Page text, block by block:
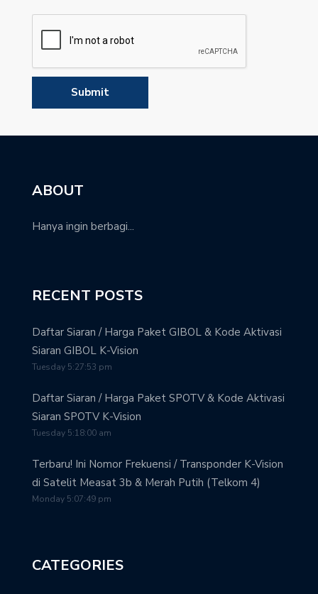
ABOUT
Hanya ingin berbagi...
RECENT POSTS
Daftar Siaran / Harga Paket GIBOL & Kode Aktivasi
Siaran GIBOL K-Vision
Tuesday 5:27:53 pm
Daftar Siaran / Harga Paket SPOTV & Kode Aktivasi
Siaran SPOTV K-Vision
Tuesday 5:18:00 am
Terbaru! Ini Nomor Frekuensi / Transponder K-Vision
di Satelit Measat 3b & Merah Putih (Telkom 4)
Monday 5:07:49 pm
CATEGORIES